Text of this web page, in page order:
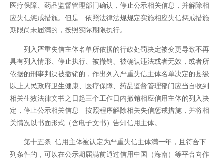
医疗保障、药品监督管理部门确认，停止公示相关信息，并解除相
应失信惩戒措施。但是，依照法律法规规定实施相应失信惩戒措施
期限尚未届满的，按照实际期限执行。
列入严重失信主体名单所依据的行政处罚决定被变更导致不再
具有列入情形、停止执行、被撤销、被确认违法或者无效，或者所
依据的刑事判决被撤销的，作出列入严重失信主体名单决定的县级
以上人民政府卫生健康、医疗保障、药品监督管理部门应当自收到
相关生效法律文书之日起三个工作日内撤销相应信用主体的列入决
定，停止公示相关信息，按照程序解除相关失信惩戒措施，并将相
关情况以书面形式（含电子文书）告知信用主体。
第十五条 信用主体被认定为严重失信主体满一年，且符合下
列条件的，可以在公示期届满前通过信用中国（海南）等平台向作